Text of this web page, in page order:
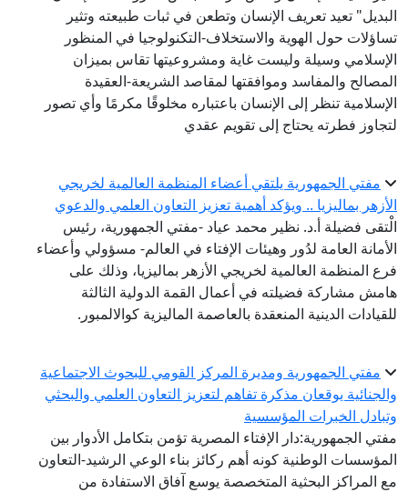
البديل" تعيد تعريف الإنسان وتطعن في ثبات طبيعته وتثير
تساؤلات حول الهوية والاستخلاف-التكنولوجيا في المنظور
الإسلامي وسيلة وليست غاية ومشروعيتها تقاس بميزان
المصالح والمفاسد وموافقتها لمقاصد الشريعة-العقيدة
الإسلامية تنظر إلى الإنسان باعتباره مخلوقًا مكرمًا وأي تصور
لتجاوز فطرته يحتاج إلى تقويم عقدي
مفتي الجمهورية يلتقي أعضاء المنظمة العالمية لخريجي
الأزهر بماليزيا .. ويؤكد أهمية تعزيز التعاون العلمي والدعوي
الْتقى فضيلة أ.د. نظير محمد عياد -مفتي الجمهورية، رئيس
الأمانة العامة لدُور وهيئات الإفتاء في العالم- مسؤولي وأعضاء
فرع المنظمة العالمية لخريجي الأزهر بماليزيا، وذلك على
هامش مشاركة فضيلته في أعمال القمة الدولية الثالثة
للقيادات الدينية المنعقدة بالعاصمة الماليزية كوالالمبور.
مفتي الجمهورية ومديرة المركز القومي للبحوث الاجتماعية
والجنائية يوقعان مذكرة تفاهم لتعزيز التعاون العلمي والبحثي
وتبادل الخبرات المؤسسية
مفتي الجمهورية:دار الإفتاء المصرية تؤمن بتكامل الأدوار بين
المؤسسات الوطنية كونه أهم ركائز بناء الوعي الرشيد-التعاون
مع المراكز البحثية المتخصصة يوسع آفاق الاستفادة من